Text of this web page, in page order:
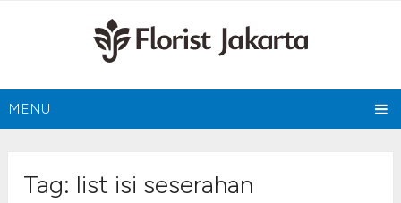
MENU
Tag: list isi seserahan